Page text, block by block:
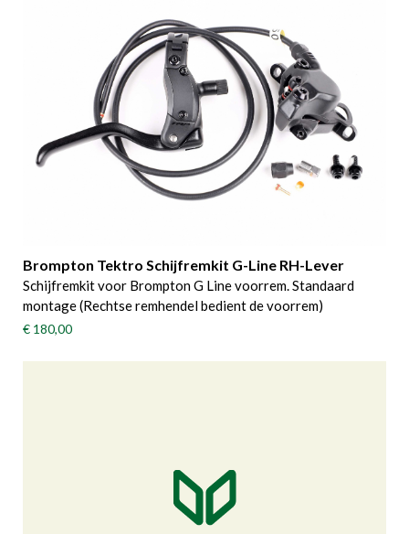
Brompton Tektro Schijfremkit G-Line RH-Lever
Schijfremkit voor Brompton G Line voorrem. Standaard
montage (Rechtse remhendel bedient de voorrem)
€ 180,00